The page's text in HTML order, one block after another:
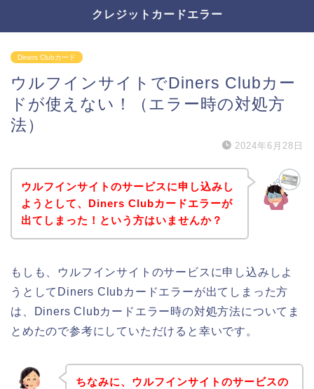
クレジットカードエラー
Diners Clubカード
ウルフインサイトでDiners Clubカー
ドが使えない！（エラー時の対処方
法）
2024年6月28日
ウルフインサイトのサービスに申し込みし
ようとして、Diners Clubカードエラーが
出てしまった！という方はいませんか？
もしも、ウルフインサイトのサービスに申し込みしよ
うとしてDiners Clubカードエラーが出てしまった方
は、Diners Clubカードエラー時の対処方法についてま
とめたので参考にしていただけると幸いです。
ちなみに、ウルフインサイトのサービスの